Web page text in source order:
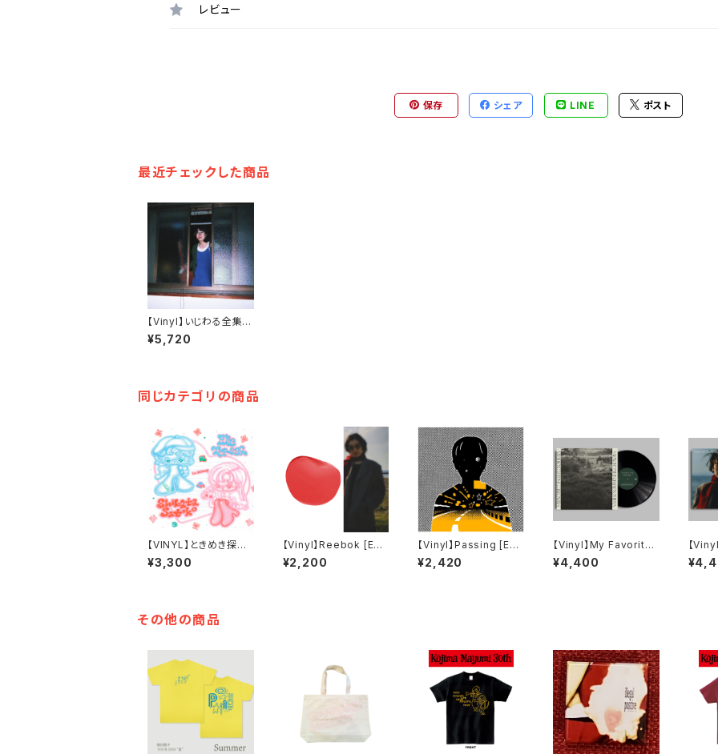
レビュー
保存 シェア LINE ポスト
最近チェックした商品
【Vinyl】いじわる全集
[2LP](再発) / 柴田聡
子
¥5,720
同じカテゴリの商品
【VINYL】ときめき探偵
feat. Le Makeup (PI
NK VINYL 12INCH)
¥3,300
【Vinyl】Reebok [EP]
/ 柴田聡子
¥2,200
【Vinyl】Passing [EP]
/ 柴田聡子
¥2,420
【Vinyl】My Favorite
Things[LP] / 柴田聡
子
¥4,400
【
e
ess) /
その他の商品